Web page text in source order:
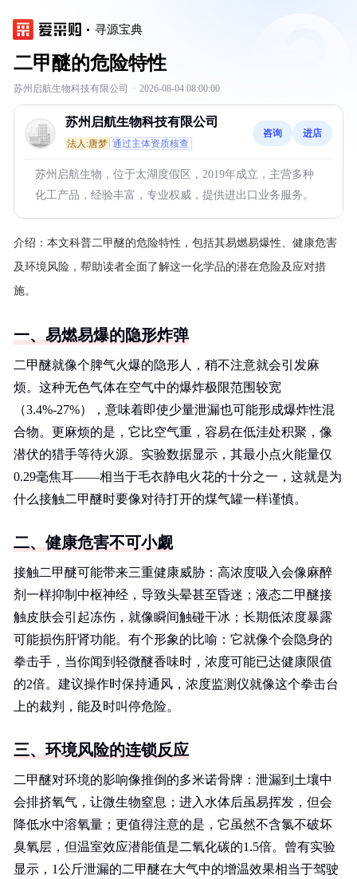
寻源宝典
二甲醚的危险特性
苏州启航生物科技有限公司 · 2026-08-04 08:00:00
苏州启航生物科技有限公司
法人:唐梦 通过主体资质核查
咨询 进店
苏州启航生物，位于太湖度假区，2019年成立，主营多种
化工产品，经验丰富，专业权威，提供进出口业务服务。
介绍： 本文科普二甲醚的危险特性，包括其易燃易爆性、健康危害
及环境风险，帮助读者全面了解这一化学品的潜在危险及应对措
施。
一、易燃易爆的隐形炸弹
二甲醚就像个脾气火爆的隐形人，稍不注意就会引发麻
烦。这种无色气体在空气中的爆炸极限范围较宽
（3.4%-27%），意味着即使少量泄漏也可能形成爆炸性混
合物。更麻烦的是，它比空气重，容易在低洼处积聚，像
潜伏的猎手等待火源。实验数据显示，其最小点火能量仅
0.29毫焦耳——相当于毛衣静电火花的十分之一，这就是为
什么接触二甲醚时要像对待打开的煤气罐一样谨慎。
二、健康危害不可小觑
接触二甲醚可能带来三重健康威胁：高浓度吸入会像麻醉
剂一样抑制中枢神经，导致头晕甚至昏迷；液态二甲醚接
触皮肤会引起冻伤，就像瞬间触碰干冰；长期低浓度暴露
可能损伤肝肾功能。有个形象的比喻：它就像个会隐身的
拳击手，当你闻到轻微醚香味时，浓度可能已达健康限值
的2倍。建议操作时保持通风，浓度监测仪就像这个拳击台
上的裁判，能及时叫停危险。
三、环境风险的连锁反应
二甲醚对环境的影响像推倒的多米诺骨牌：泄漏到土壤中
会排挤氧气，让微生物窒息；进入水体后虽易挥发，但会
降低水中溶氧量；更值得注意的是，它虽然不含氯不破坏
臭氧层，但温室效应潜能值是二氧化碳的1.5倍。曾有实验
显示，1公斤泄漏的二甲醚在大气中的增温效果相当于驾驶